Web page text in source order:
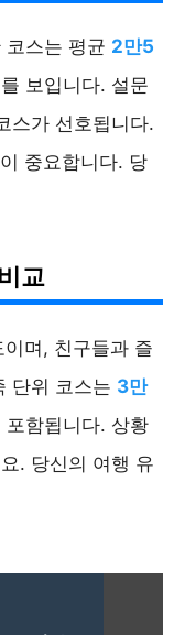
코스는 평균 2만5
보입니다. 설문
스가 선호됩니다.
중요합니다. 당
교
이며, 친구들과 즐
단위 코스는 3만
포함됩니다. 상황
. 당신의 여행 유